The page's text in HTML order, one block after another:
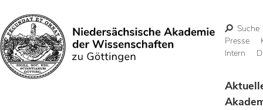
Suchen
Suche
Presse
Intern